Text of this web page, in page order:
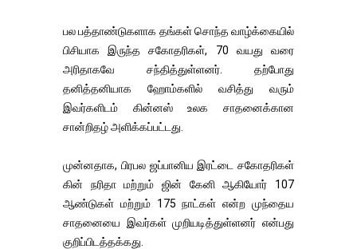
பல பத்தாண்டுகளாக தங்கள் சொந்த வாழ்க்கையில்
பிசியாக இருந்த சகோதரிகள், 70 வயது வரை
அரிதாகவே சந்தித்துள்ளனர். தற்போது
தனித்தனியாக ஹோம்களில் வசித்து வரும்
இவர்களிடம் கின்னஸ் உலக சாதனைக்கான
சான்றிதழ் அளிக்கப்பட்டது.
முன்னதாக, பிரபல ஜப்பானிய இரட்டை சகோதரிகள்
கின் நரிதா மற்றும் ஜின் கேனி ஆகியோர் 107
ஆண்டுகள் மற்றும் 175 நாட்கள் என்ற முந்தைய
சாதனையை இவர்கள் முறியடித்துள்ளனர் என்பது
குறிப்பிடத்தக்கது.